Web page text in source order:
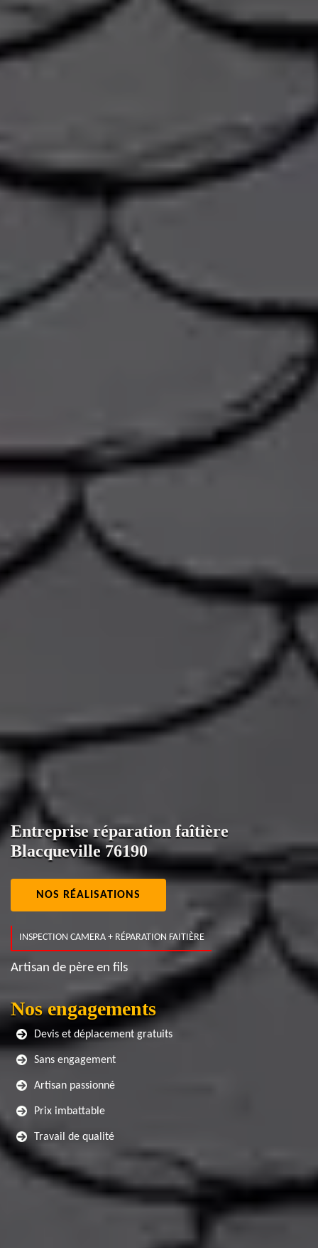
Entreprise réparation faîtière
Blacqueville 76190
NOS RÉALISATIONS
INSPECTION CAMERA + RÉPARATION FAITIÈRE
Artisan de père en fils
Nos engagements
Devis et déplacement gratuits
Sans engagement
Artisan passionné
Prix imbattable
Travail de qualité